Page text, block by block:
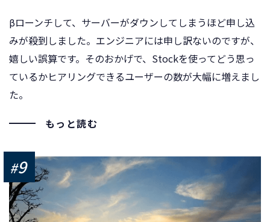
βローンチして、サーバーがダウンしてしまうほど申し込
みが殺到しました。エンジニアには申し訳ないのですが、
嬉しい誤算です。そのおかげで、Stockを使ってどう思っ
ているかヒアリングできるユーザーの数が大幅に増えまし
た。
もっと読む
#9